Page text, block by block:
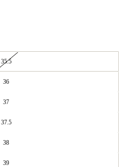
35.5
36
37
37.5
38
39